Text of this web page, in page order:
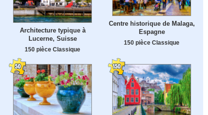
Architecture typique à
Lucerne, Suisse
150 pièce Classique
Centre historique de Malaga,
Espagne
150 pièce Classique